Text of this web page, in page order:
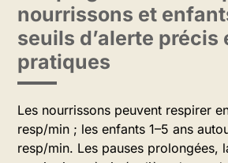
nourrissons et
seuils d’alerte précis
pratiques
Les nourrissons peuvent respirer
resp/min ; les enfants 1–5 ans
resp/min. Les pauses prolongées,